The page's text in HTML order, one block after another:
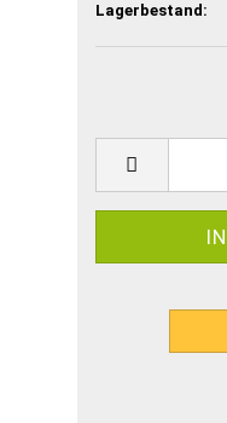
Lagerbestand: